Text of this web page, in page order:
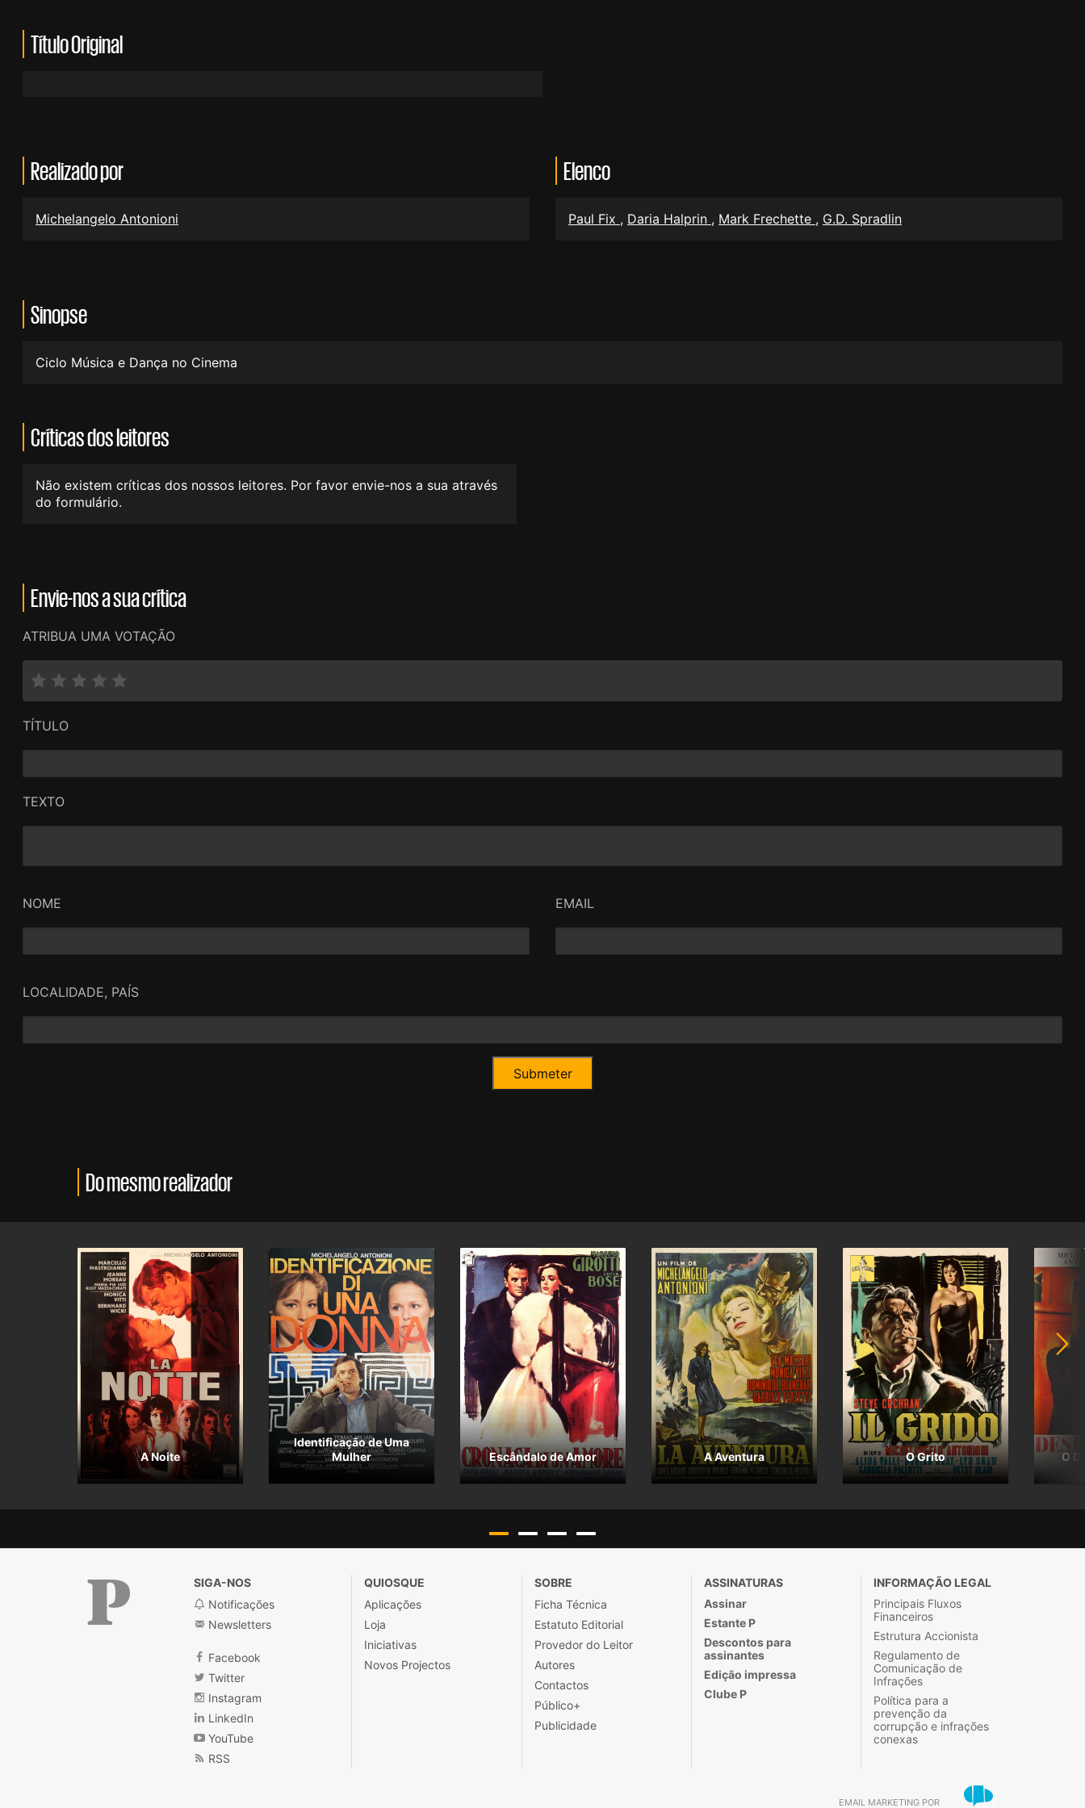
Título Original
Realizado por
Michelangelo Antonioni
Elenco
Paul Fix , Daria Halprin , Mark Frechette , G.D. Spradlin
Sinopse
Ciclo Música e Dança no Cinema
Críticas dos leitores
Não existem críticas dos nossos leitores. Por favor envie-nos a sua através
do formulário.
Envie-nos a sua crítica
ATRIBUA UMA VOTAÇÃO
TÍTULO
TEXTO
NOME EMAIL
LOCALIDADE, PAÍS
Do mesmo realizador
A Noite
Identificação de Uma
Mulher
Escândalo de Amor A Aventura O Grito O
Público
SIGA-NOS
Notificações
Newsletters
Facebook
Twitter
Instagram
LinkedIn
YouTube
RSS
QUIOSQUE
Aplicações
Loja
Iniciativas
Novos Projectos
SOBRE
Ficha Técnica
Estatuto Editorial
Provedor do Leitor
Autores
Contactos
Público+
Publicidade
ASSINATURAS
Assinar
Estante P
Descontos para
assinantes
Edição impressa
Clube P
INFORMAÇÃO LEGAL
Principais Fluxos
Financeiros
Estrutura Accionista
Regulamento de
Comunicação de
Infrações
Política para a
prevenção da
corrupção e infrações
conexas
EMAIL MARKETING POR